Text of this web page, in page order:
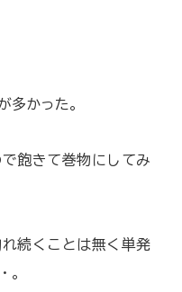
多かった。
飽きて巻物にしてみ
続くことは無く単発
。